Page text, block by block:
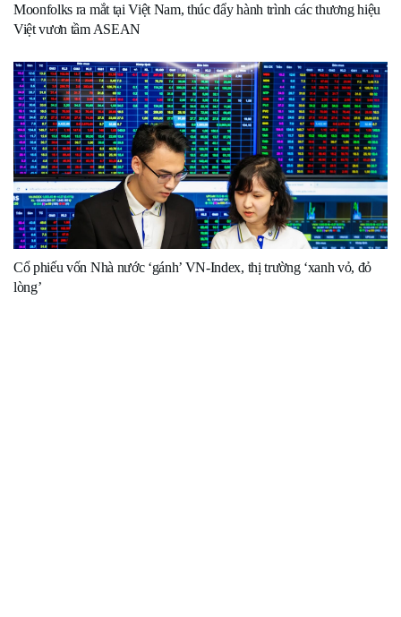
Moonfolks ra mắt tại Việt Nam, thúc đẩy hành trình các thương hiệu
Việt vươn tầm ASEAN
Cổ phiếu vốn Nhà nước ‘gánh’ VN-Index, thị trường ‘xanh vỏ, đỏ
lòng’